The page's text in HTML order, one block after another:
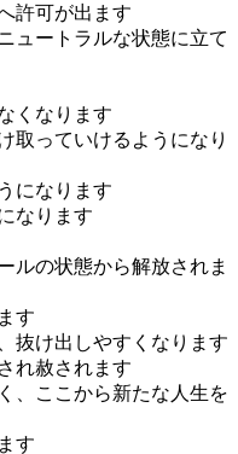
許可が出ます
ュートラルな状態に立て
くなります
取っていけるようになり
になります
なります
ルの状態から解放されま
す
抜け出しやすくなります
れ赦されます
、ここから新たな人生を
す